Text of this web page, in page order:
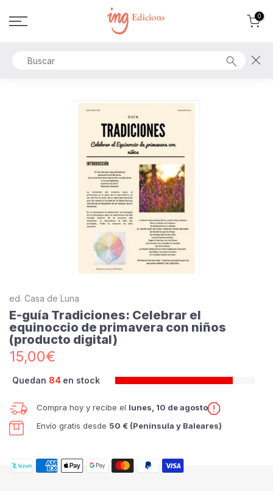
al
0
ed. Casa de Luna
E-guía Tradiciones: Celebrar el
equinoccio de primavera con niños
(producto digital)
15,00€
Quedan 84 en stock
Compra hoy y recibe el lunes, 10 de agosto
Envío gratis desde 50 € (Península y Baleares)